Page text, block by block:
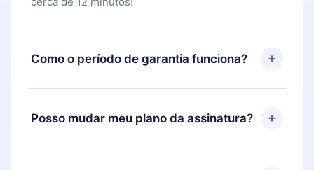
Como o período de garantia funciona?
Você pode baixar nosso aplicativo e começar a
aproveitar nossa biblioteca. Se por algum motivo
não ficar satisfeito com nossa plataforma, basta
Posso mudar meu plano da assinatura?
Sim, mas a mudança só se aplicará a partir do